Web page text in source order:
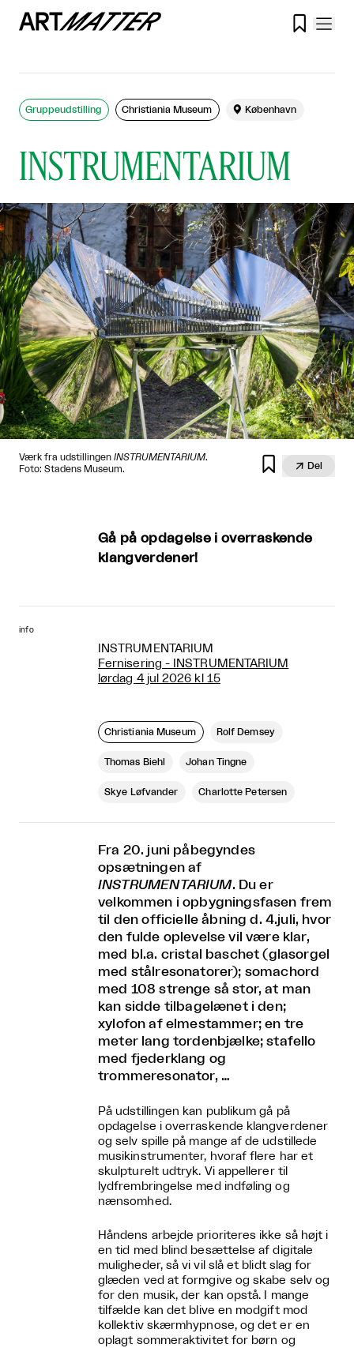

INSTRUMENTARIUM
Gruppeudstilling Christiania Museum  København
Værk fra udstillingen INSTRUMENTARIUM.
Foto: Stadens Museum.
  Del
Gå på opdagelse i overraskende
klangverdener!
info
INSTRUMENTARIUM
Fernisering - INSTRUMENTARIUM
lørdag 4 jul 2026 kl 15
Christiania Museum Rolf Demsey
Thomas Biehl Johan Tingne
Skye Løfvander Charlotte Petersen
Fra 20. juni påbegyndes
opsætningen af
INSTRUMENTARIUM. Du er
velkommen i opbygningsfasen frem
til den officielle åbning d. 4.juli, hvor
den fulde oplevelse vil være klar,
med bl.a. cristal baschet (glasorgel
med stålresonatorer); somachord
med 108 strenge så stor, at man
kan sidde tilbagelænet i den;
xylofon af elmestammer; en tre
meter lang tordenbjælke; stafello
med fjederklang og
trommeresonator, …
På udstillingen kan publikum gå på
opdagelse i overraskende klangverdener
og selv spille på mange af de udstillede
musikinstrumenter, hvoraf flere har et
skulpturelt udtryk. Vi appellerer til
lydfrembringelse med indføling og
nænsomhed.
Håndens arbejde prioriteres ikke så højt i
en tid med blind besættelse af digitale
muligheder, så vi vil slå et blidt slag for
glæden ved at formgive og skabe selv og
for den musik, der kan opstå. I mange
tilfælde kan det blive en modgift mod
kollektiv skærmhypnose, og det er en
oplagt sommeraktivitet for børn og